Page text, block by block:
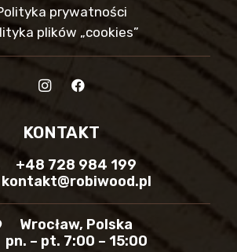
prywatności
plików „cookies”
KONTAKT
+48 728 984 199
kontakt@robiwood.pl
Wrocław, Polska
pn. – pt. 7:00 – 15:00